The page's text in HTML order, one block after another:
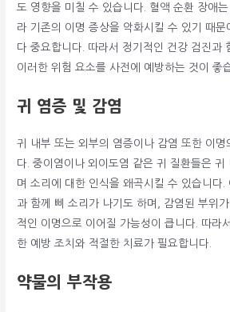
도 영향을 미칠 수 있습니다. 혈액 순환 장애
라 기존의 이명 증상을 악화시킬 수 있기 때문
다 중요합니다. 따라서 정기적인 건강 검진과
이러한 위험 요소를 사전에 예방하는 것이 좋
귀 염증 및 감염
귀 내부 또는 외부의 염증이나 감염 또한 이명
다. 중이염이나 외이도염 같은 귀 질환들은 귀
며 소리에 대한 인식을 왜곡시킬 수 있습니다.
과 함께 삐 소리가 나기도 하며, 감염된 부위
적인 이명으로 이어질 가능성이 큽니다. 따라
한 예방 조치와 적절한 치료가 필요합니다.
약물의 부작용